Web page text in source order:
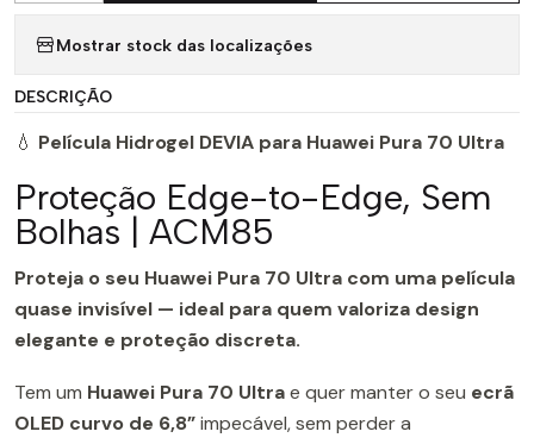
Mostrar stock das localizações
DESCRIÇÃO
💧 Película Hidrogel DEVIA para Huawei Pura 70 Ultra
Proteção Edge-to-Edge, Sem
Bolhas | ACM85
Proteja o seu Huawei Pura 70 Ultra com uma película
quase invisível — ideal para quem valoriza design
elegante e proteção discreta.
Tem um Huawei Pura 70 Ultrae quer manter o seu ecrã
OLED curvo de 6,8”impecável, sem perder a